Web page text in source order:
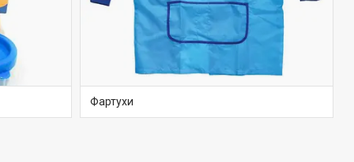
Фартухи